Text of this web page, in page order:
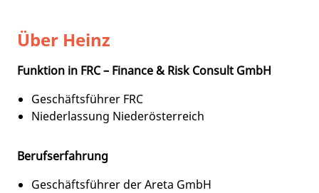
Über Heinz
Funktion in FRC – Finance & Risk Consult GmbH
Geschäftsführer FRC
Niederlassung Niederösterreich
Berufserfahrung
Geschäftsführer der Areta GmbH